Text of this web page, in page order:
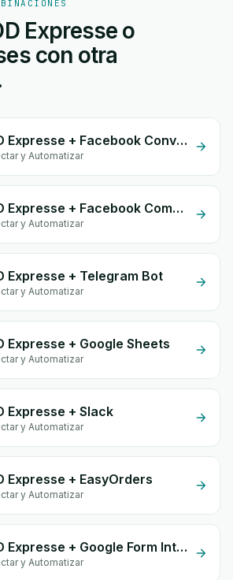
Expresse o
con otra
COD Expresse + Facebook Conversion API (CAPI)
y Automatizar
COD Expresse + Facebook Commerce
y Automatizar
Expresse + Telegram Bot
y Automatizar
Expresse + Google Sheets
y Automatizar
Expresse + Slack
y Automatizar
Expresse + EasyOrders
y Automatizar
COD Expresse + Google Form Integration
y Automatizar